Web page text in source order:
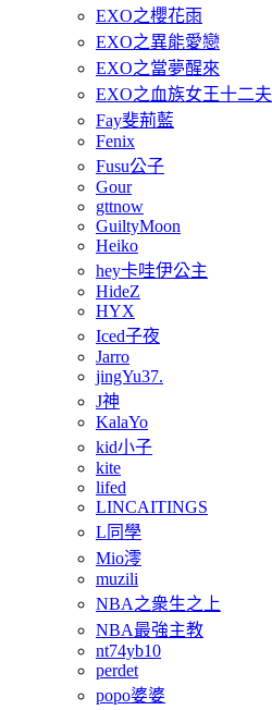
EXO之櫻花雨
EXO之異能愛戀
EXO之當夢醒來
EXO之血族女王十二夫
Fay斐荊藍
Fenix
Fusu公子
Gour
gttnow
GuiltyMoon
Heiko
hey卡哇伊公主
HideZ
HYX
Iced子夜
Jarro
jingYu37.
J神
KalaYo
kid小子
kite
lifed
LINCAITINGS
L同學
Mio澪
muzili
NBA之衆生之上
NBA最強主教
nt74yb10
perdet
popo婆婆